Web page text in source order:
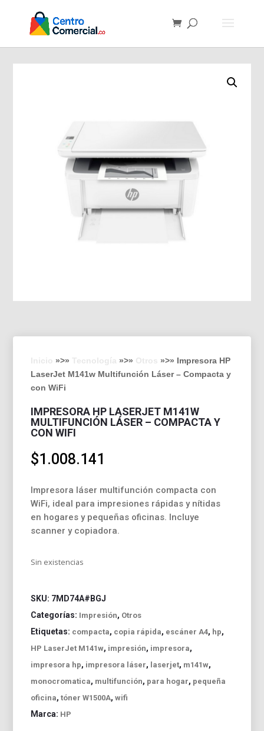
»>» »>»
»>» Impresora HP
LaserJet M141w Multifunción Láser – Compacta y
con WiFi
IMPRESORA HP LASERJET M141W
MULTIFUNCIÓN LÁSER – COMPACTA Y
CON WIFI
$1.008.141
Impresora láser multifunción compacta con
WiFi, ideal para impresiones rápidas y nítidas
en hogares y pequeñas oficinas. Incluye
scanner y copiadora.
Sin existencias
SKU: 7MD74A#BGJ
Categorías: Impresión, Otros
Etiquetas: compacta, copia rápida, escáner A4, hp,
HP LaserJet M141w, impresión, impresora,
impresora hp, impresora láser, laserjet, m141w,
monocromatica, multifunción, para hogar, pequeña
oficina,tóner W1500A,wifi
Marca: HP